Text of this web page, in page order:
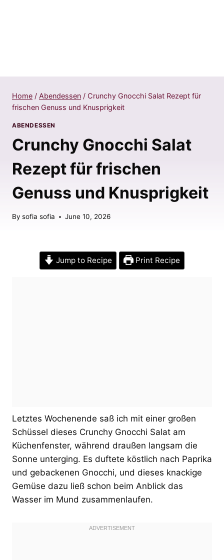
Home / Abendessen / Crunchy Gnocchi Salat Rezept für
frischen Genuss und Knusprigkeit
ABENDESSEN
Crunchy Gnocchi Salat
Rezept für frischen
Genuss und Knusprigkeit
By sofia sofia June 10, 2026
Jump to Recipe Print Recipe
Letztes Wochenende saß ich mit einer großen
Schüssel dieses Crunchy Gnocchi Salat am
Küchenfenster, während draußen langsam die
Sonne unterging. Es duftete köstlich nach Paprika
und gebackenen Gnocchi, und dieses knackige
Gemüse dazu ließ schon beim Anblick das
Wasser im Mund zusammenlaufen.